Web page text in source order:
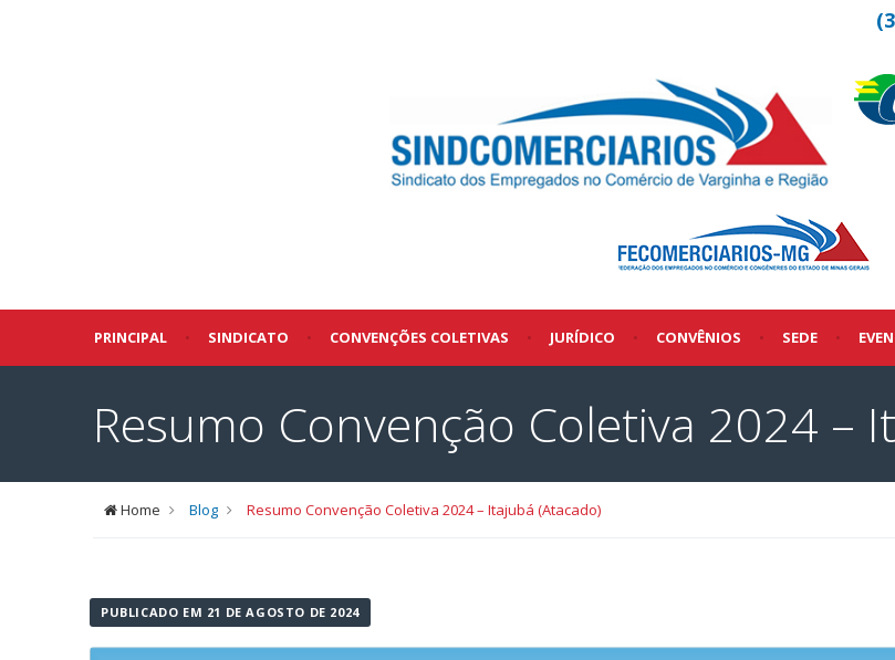
PRINCIPAL • SINDICATO • CONVENÇÕES COLETIVAS • JURÍDICO • CONVÊNIOS • SEDE •
Resumo Convenção Coletiva 2024 –
Home Blog Resumo Convenção Coletiva 2024 – Itajubá (Atacado)
PUBLICADO EM 21 DE AGOSTO DE 2024